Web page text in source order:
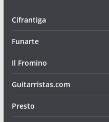
Cifrantiga
Funarte
Il Fromino
Guitarristas.com
Presto